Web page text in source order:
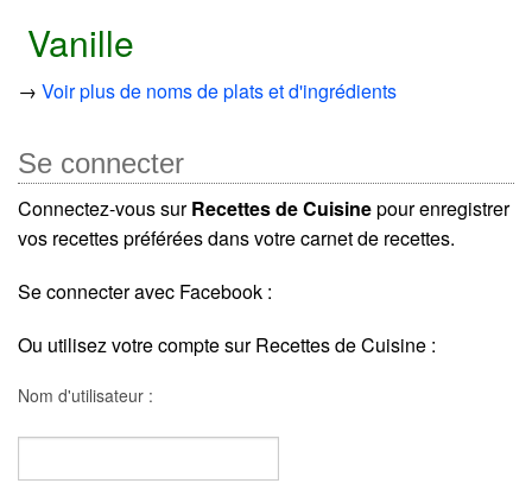
Vanille
→ Voir plus de noms de plats et d'ingrédients
Se connecter
Connectez-vous surRecettes de Cuisinepour enregistrer
vos recettes préférées dans votre carnet de recettes.
Se connecter avec Facebook :
Ou utilisez votre compte sur Recettes de Cuisine :
Nom d'utilisateur :